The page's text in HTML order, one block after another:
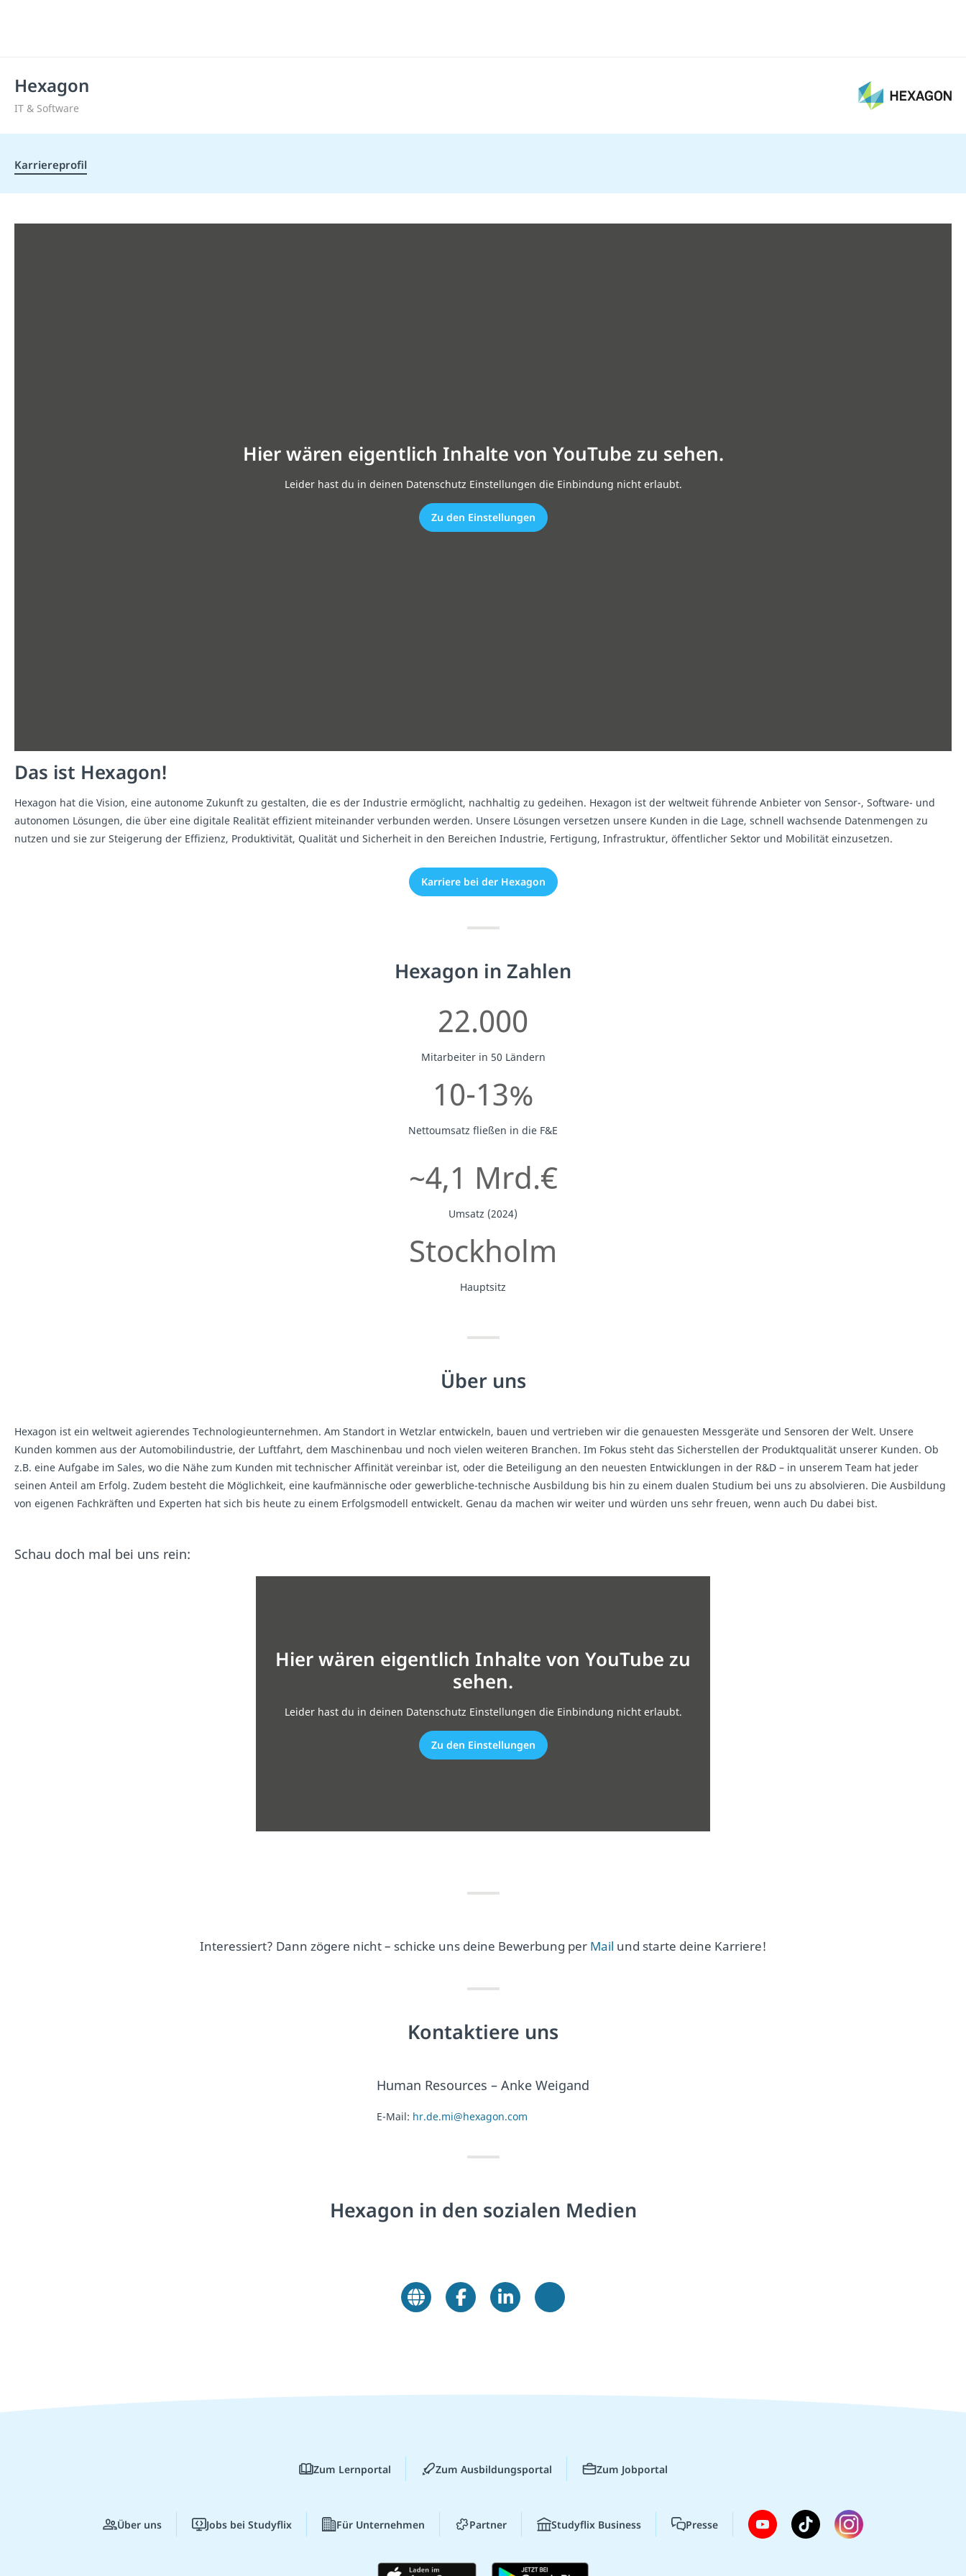
Hexagon
IT & Software
Karriereprofil
Das ist Hexagon!
Hexagon hat die Vision, eine autonome Zukunft zu gestalten, die es der Industrie ermöglicht, nachhaltig zu gedeihen. Hexagon ist der weltweit führende Anbieter von Sensor-, Software- und
autonomen Lösungen, die über eine digitale Realität effizient miteinander verbunden werden. Unsere Lösungen versetzen unsere Kunden in die Lage, schnell wachsende Datenmengen zu
nutzen und sie zur Steigerung der Effizienz, Produktivität, Qualität und Sicherheit in den Bereichen Industrie, Fertigung, Infrastruktur, öffentlicher Sektor und Mobilität einzusetzen.
Karriere bei der Hexagon
Hier wären eigentlich Inhalte von YouTube zu sehen.
Leider hast du in deinen Datenschutz Einstellungen die Einbindung nicht erlaubt.
Zu den Einstellungen
Hexagon in Zahlen
22.000
Mitarbeiter in 50 Ländern
10-13%
Nettoumsatz fließen in die F&E
~4,1 Mrd.€
Umsatz (2024)
Stockholm
Hauptsitz
Über uns
Hexagon ist ein weltweit agierendes Technologieunternehmen. Am Standort in Wetzlar entwickeln, bauen und vertrieben wir die genauesten Messgeräte und Sensoren der Welt. Unsere
Kunden kommen aus der Automobilindustrie, der Luftfahrt, dem Maschinenbau und noch vielen weiteren Branchen. Im Fokus steht das Sicherstellen der Produktqualität unserer Kunden. Ob
z.B. eine Aufgabe im Sales, wo die Nähe zum Kunden mit technischer Affinität vereinbar ist, oder die Beteiligung an den neuesten Entwicklungen in der R&D – in unserem Team hat jeder
seinen Anteil am Erfolg. Zudem besteht die Möglichkeit, eine kaufmännische oder gewerbliche-technische Ausbildung bis hin zu einem dualen Studium bei uns zu absolvieren. Die Ausbildung
von eigenen Fachkräften und Experten hat sich bis heute zu einem Erfolgsmodell entwickelt. Genau da machen wir weiter und würden uns sehr freuen, wenn auch Du dabei bist.
Schau doch mal bei uns rein:
Hier wären eigentlich Inhalte von YouTube zu
sehen.
Leider hast du in deinen Datenschutz Einstellungen die Einbindung nicht erlaubt.
Zu den Einstellungen
Interessiert? Dann zögere nicht – schicke uns deine Bewerbung per Mail und starte deine Karriere!
Kontaktiere uns
Human Resources – Anke Weigand
E-Mail: hr.de.mi@hexagon.com
Hexagon in den sozialen Medien
Zum Lernportal Zum Ausbildungsportal Zum Jobportal
Über uns Jobs bei Studyflix Für Unternehmen Partner Studyflix Business Presse